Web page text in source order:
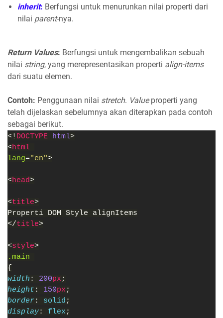
inherit: Berfungsi untuk menurunkan nilai properti dari
nilai parent-nya.
Return Values: Berfungsi untuk mengembalikan sebuah
nilai string, yang merepresentasikan properti align-items
dari suatu elemen.
Contoh: Penggunaan nilai stretch. Valueproperti yang
telah dijelaskan sebelumnya akan diterapkan pada contoh
sebagai berikut.
<! DOCTYPE html>
<html
lang="en">
<head>
<title>
Properti DOM Style alignItems
</title>
<style>
.main
{
width : 200px ;
height : 150px ;
border: solid ;
display: flex ;